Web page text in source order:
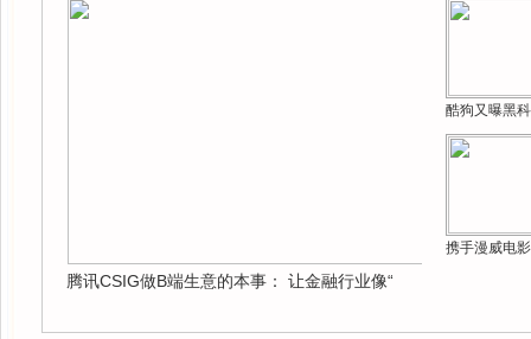
腾讯CSIG做B端生意的本事： 让金融行业像“
酷狗又曝黑
携手漫威电